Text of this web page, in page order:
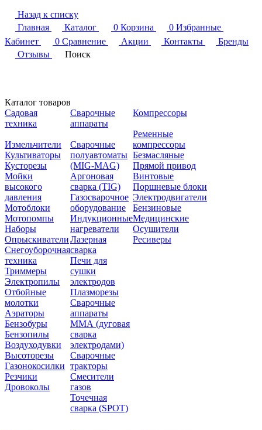
Назад к списку
Главная
Каталог 0 Корзина 0 Избранные
Кабинет
0 Сравнение Акции Контакты
Бренды
Отзывы
Поиск
Каталог товаров
Садовая
техника
Измельчители
Культиваторы
Кусторезы
Мойки
высокого
давления
Мотоблоки
Мотопомпы
Наборы
Опрыскиватели
Снегоуборочная
техника
Триммеры
Электропилы
Отбойные
молотки
Аэраторы
Бензобуры
Бензопилы
Воздуходувки
Высоторезы
Газонокосилки
Резчики
Дровоколы
Сварочные
аппараты
Сварочные
полуавтоматы
(MIG-MAG)
Аргоновая
сварка (TIG)
Газосварочное
оборудование
Индукционные
нагреватели
Лазерная
сварка
Печи для
сушки
электродов
Плазморезы
Сварочные
аппараты
ММА (дуговая
сварка
электродами)
Сварочные
тракторы
Смесители
газов
Точечная
сварка (SPOT)
Компрессоры
Ременные
компрессоры
Безмасляные
Прямой привод
Винтовые
Поршневые блоки
Электродвигатели
Бензиновые
Медицинские
Осушители
Ресиверы